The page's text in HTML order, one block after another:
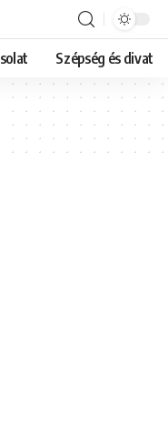
Szépség és divat